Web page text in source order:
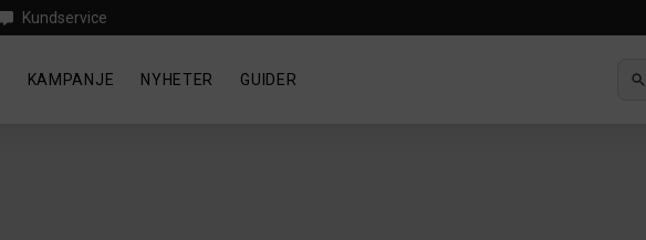
Kundservice
KAMPANJE NYHETER GUIDER